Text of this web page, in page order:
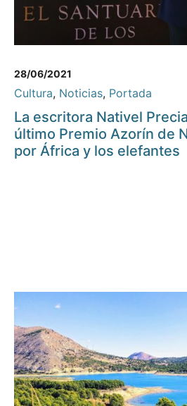
28/06/2021
Cultura, Noticias, Portada
La escritora Nativel
último Premio Azorín de
por África y los elefantes